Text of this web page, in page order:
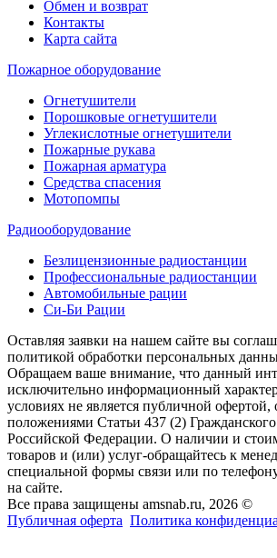
Обмен и возврат
Контакты
Карта сайта
Пожарное оборудование
Огнетушители
Порошковые огнетушители
Углекислотные огнетушители
Пожарные рукава
Пожарная арматура
Средства спасения
Мотопомпы
Радиооборудование
Безлицензионные радиостанции
Профессиональные радиостанции
Автомобильные рации
Си-Би Рации
Оставляя заявки на нашем сайте вы
политикой обработки персональных
Обращаем ваше внимание, что данный
исключительно информационный
условиях не является публичной офертой,
положениями Статьи 437 (2) Гражданского
Российской Федерации. О наличии и
товаров и (или) услуг-обращайтесь к
специальной формы связи или по
на сайте.
Все права защищены amsnab.ru, 2026 ©
Публичная оферта Политика